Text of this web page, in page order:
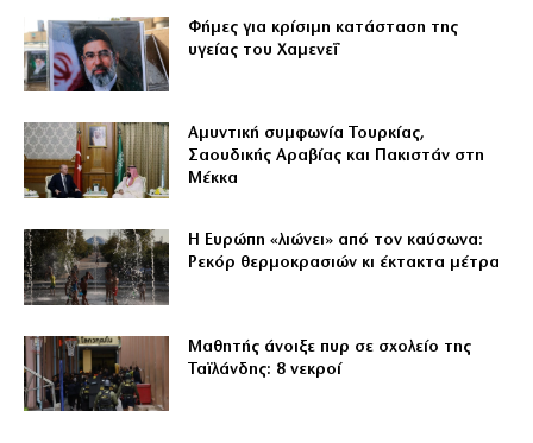
Φήμες για κρίσιμη κατάσταση της
υγείας του Χαμενεΐ
Αμυντική συμφωνία Τουρκίας,
Σαουδικής Αραβίας και Πακιστάν στη
Μέκκα
Η Ευρώπη «λιώνει» από τον καύσωνα:
Ρεκόρ θερμοκρασιών κι έκτακτα μέτρα
Μαθητής άνοιξε πυρ σε σχολείο της
Ταϊλάνδης: 8 νεκροί